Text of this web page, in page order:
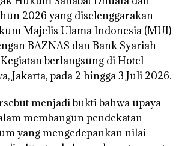
2026 yang diselenggarakan
Majelis Ulama Indonesia (MUI)
BAZNAS dan Bank Syariah
berlangsung di Hotel
Jakarta, pada 2 hingga 3 Juli 2026.
menjadi bukti bahwa upaya
membangun pendekatan
yang mengedepankan nilai